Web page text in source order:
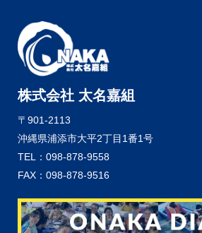
株式会社 太名嘉組
〒901-2113
沖縄県浦添市大平2丁目1番1号
TEL：098-878-9558
FAX：098-878-9516